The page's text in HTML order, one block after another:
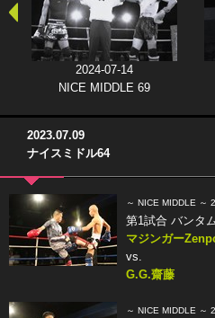
2024-07-14
NICE MIDDLE 69
2023.07.09
ナイスミドル64
～ NICE MIDDLE ～
第1試合 バンタ
マジンガー
vs.
G.G.齋藤
～ NICE MIDDLE ～